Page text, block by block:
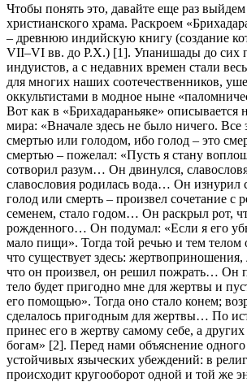
Чтобы понять это, давайте еще раз
христианского храма. Раскроем
– древнюю индийскую книгу (создание
VII–VI вв. до Р.Х.) [1]. Упанишады до сих
индуистов, а с недавних времен стали
для многих наших соотечественников,
оккультистами в модное ныне
Вот как в «Брихадараньяке» описывается
мира: «Вначале здесь не было ничего. Все
смертью или голодом, ибо голод – это
смертью – пожелал: «Пусть я стану
сотворил разум… Он двинулся,
славословия родилась вода… Он
голод или смерть – произвел сочетание с
семенем, стало годом… Он раскрыл рот,
рожденного… Он подумал: «Если я его
мало пищи». Тогда той речью и тем телом
что существует здесь: жертвоприношения,
что он произвел, он решил пожрать… Он
тело будет пригодно мне для жертвы и
его помощью». Тогда оно стало конем;
сделалось пригодным для жертвы… По
принес его в жертву самому себе, а
богам» [2]. Перед нами объяснение
устойчивых языческих убеждений: в
происходит кругооборот одной и той же